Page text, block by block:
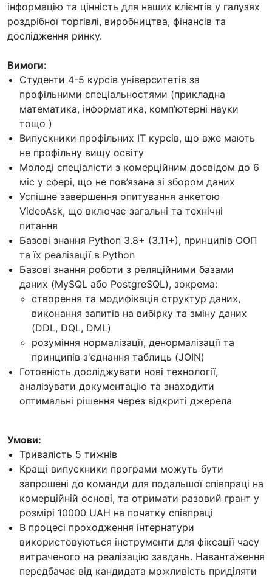
інформацію та цінність для наших клієнтів у галузях
роздрібної торгівлі, виробництва, фінансів та
дослідження ринку.
Вимоги:
Студенти 4-5 курсів університетів за
профільними спеціальностями (прикладна
математика, інформатика, комп’ютерні науки
тощо )
Випускники профільних IT курсів, що вже мають
не профільну вищу освіту
Mолоді спеціалісти з комерційним досвідом до 6
міс у сфері, що не пов’язана зі збором даних
Успішне завершення опитування анкетою
VideoAsk, що включає загальні та технічні
питання
Базові знання Python 3.8+ (3.11+), принципів ООП
та їх реалізації в Python
Базові знання роботи з реляційними базами
даних (MySQL або PostgreSQL), зокрема:
створення та модифікація структур даних,
виконання запитів на вибірку та зміну даних
(DDL, DQL, DML)
розуміння нормалізації, денормалізації та
принципів з'єднання таблиць (JOIN)
Готовність досліджувати нові технології,
аналізувати документацію та знаходити
оптимальні рішення через відкриті джерела
Умови:
Тривалість 5 тижнів
Кращі випускники програми можуть бути
запрошені до команди для подальшої співпраці на
комерційній основі, та отримати разовий грант у
розмірі 10000 UAH на початку співпраці
В процесі проходження інтернатури
використовуються інструменти для фіксації часу
витраченого на реалізацію завдань. Навантаження
передбачає від кандидата можливість приділяти